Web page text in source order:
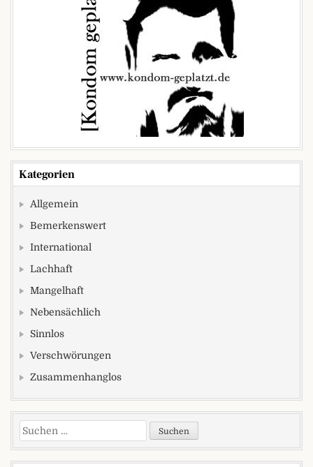
Kategorien
Allgemein
Bemerkenswert
International
Lachhaft
Mangelhaft
Nebensächlich
Sinnlos
Verschwörungen
Zusammenhanglos
Suchen nach: